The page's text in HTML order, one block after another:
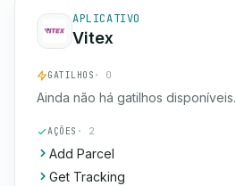
APLICATIVO
Vitex
GATILHOS · 0
Ainda não há gatilhos disponíveis.
AÇÕES · 2
Add Parcel
Get Tracking